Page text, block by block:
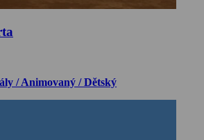
/ Animovaný / Dětský